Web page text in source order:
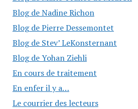
Blog de Nadine Richon
Blog de Pierre Dessemontet
Blog de Stev’ LeKonsternant
Blog de Yohan Ziehli
En cours de traitement
En enfer il y a…
Le courrier des lecteurs